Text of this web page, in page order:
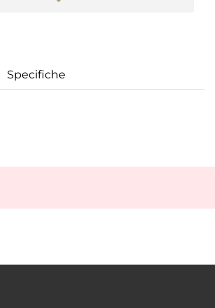
Specifiche